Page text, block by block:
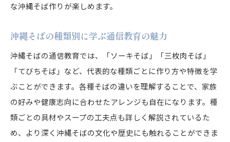
な沖縄そば作りが楽しめます。
沖縄そばの種類別に学ぶ通信教育の魅力
沖縄そばの通信教育では、「ソーキそば」「三枚肉そば」
「てびちそば」など、代表的な種類ごとに作り方や特徴を学
ぶことができます。各種そばの違いを理解することで、家族
の好みや健康志向に合わせたアレンジも自在になります。種
類ごとの具材やスープの工夫点も詳しく解説されているた
め、より深く沖縄そばの文化や歴史にも触れることができま